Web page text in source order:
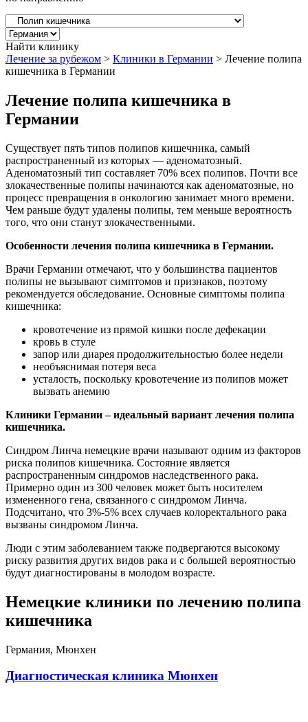
Найти клинику
Лечение за рубежом > Клиники в Германии > Лечение полипа
кишечника в Германии
Лечение полипа кишечника в
Германии
Существует пять типов полипов кишечника, самый
распространенный из которых — аденоматозный.
Аденоматозный тип составляет 70% всех полипов. Почти все
злокачественные полипы начинаются как аденоматозные, но
процесс превращения в онкологию занимает много времени.
Чем раньше будут удалены полипы, тем меньше вероятность
того, что они станут злокачественными.
Особенности лечения полипа кишечника в Германии.
Врачи Германии отмечают, что у большинства пациентов
полипы не вызывают симптомов и признаков, поэтому
рекомендуется обследование. Основные симптомы полипа
кишечника:
кровотечение из прямой кишки после дефекации
кровь в стуле
запор или диарея продолжительностью более недели
необъяснимая потеря веса
усталость, поскольку кровотечение из полипов может
вызвать анемию
Клиники Германии – идеальный вариант лечения полипа
кишечника.
Синдром Линча немецкие врачи называют одним из факторов
риска полипов кишечника. Состояние является
распространенным синдромов наследственного рака.
Примерно один из 300 человек может быть носителем
измененного гена, связанного с синдромом Линча.
Подсчитано, что 3%-5% всех случаев колоректального рака
вызваны синдромом Линча.
Люди с этим заболеванием также подвергаются высокому
риску развития других видов рака и с большей вероятностью
будут диагностированы в молодом возрасте.
Немецкие клиники по лечению полипа
кишечника
Германия, Мюнхен
Диагностическая клиника Мюнхен